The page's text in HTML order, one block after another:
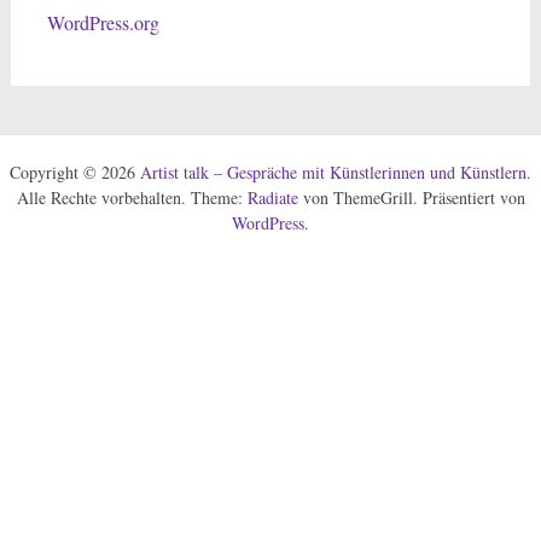
WordPress.org
Copyright © 2026 Artist talk – Gespräche mit Künstlerinnen und Künstlern.
Alle Rechte vorbehalten. Theme: Radiatevon ThemeGrill. Präsentiert von
WordPress.